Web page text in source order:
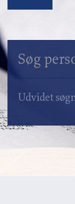
Udvidet